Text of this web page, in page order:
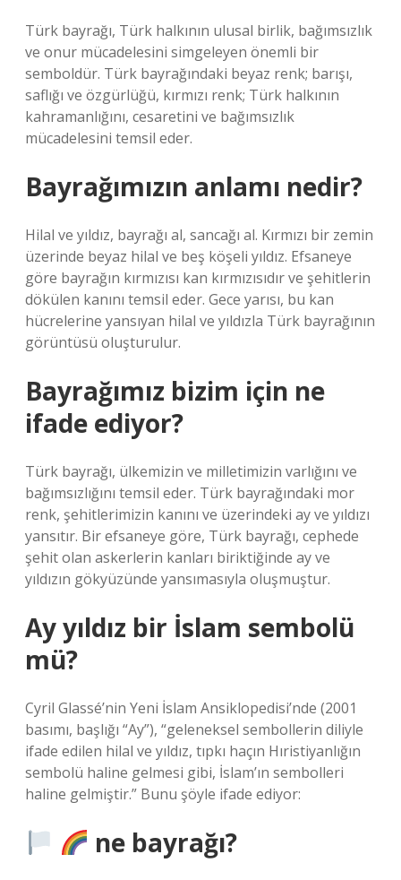
Türk bayrağı, Türk halkının ulusal birlik, bağımsızlık
ve onur mücadelesini simgeleyen önemli bir
semboldür. Türk bayrağındaki beyaz renk; barışı,
saflığı ve özgürlüğü, kırmızı renk; Türk halkının
kahramanlığını, cesaretini ve bağımsızlık
mücadelesini temsil eder.
Bayrağımızın anlamı nedir?
Hilal ve yıldız, bayrağı al, sancağı al. Kırmızı bir zemin
üzerinde beyaz hilal ve beş köşeli yıldız. Efsaneye
göre bayrağın kırmızısı kan kırmızısıdır ve şehitlerin
dökülen kanını temsil eder. Gece yarısı, bu kan
hücrelerine yansıyan hilal ve yıldızla Türk bayrağının
görüntüsü oluşturulur.
Bayrağımız bizim için ne
ifade ediyor?
Türk bayrağı, ülkemizin ve milletimizin varlığını ve
bağımsızlığını temsil eder. Türk bayrağındaki mor
renk, şehitlerimizin kanını ve üzerindeki ay ve yıldızı
yansıtır. Bir efsaneye göre, Türk bayrağı, cephede
şehit olan askerlerin kanları biriktiğinde ay ve
yıldızın gökyüzünde yansımasıyla oluşmuştur.
Ay yıldız bir İslam sembolü
mü?
Cyril Glassé’nin Yeni İslam Ansiklopedisi’nde (2001
basımı, başlığı “Ay”), “geleneksel sembollerin diliyle
ifade edilen hilal ve yıldız, tıpkı haçın Hıristiyanlığın
sembolü haline gelmesi gibi, İslam’ın sembolleri
haline gelmiştir.” Bunu şöyle ifade ediyor:
ne bayrağı?